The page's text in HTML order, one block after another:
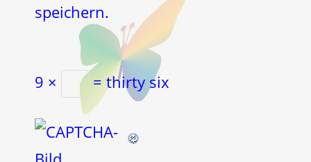
speichern.
9 × = thirty six